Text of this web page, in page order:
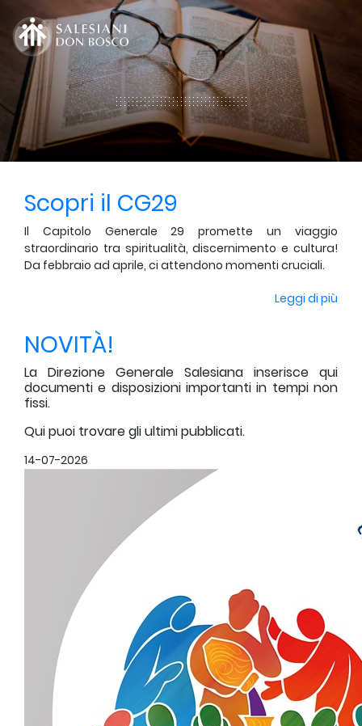
Scopri il CG29
Il Capitolo Generale 29 promette un viaggio
straordinario tra spiritualità, discernimento e cultura!
Da febbraio ad aprile, ci attendono momenti cruciali.
Leggi di più
NOVITÀ!
La Direzione Generale Salesiana inserisce qui
documenti e disposizioni importanti in tempi non
fissi.
Qui puoi trovare gli ultimi pubblicati.
14-07-2026